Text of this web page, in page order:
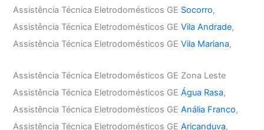
Assistência Técnica Eletrodomésticos GE Socorro,
Assistência Técnica Eletrodomésticos GEVila Andrade,
Assistência Técnica Eletrodomésticos GEVila Mariana,
Assistência Técnica Eletrodomésticos GE Zona Leste
Assistência Técnica Eletrodomésticos GEÁgua Rasa,
Assistência Técnica Eletrodomésticos GEAnália Franco,
Assistência Técnica Eletrodomésticos GEAricanduva,